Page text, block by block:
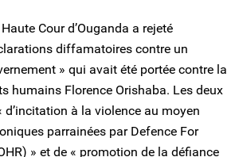
Cour d’Ouganda a rejeté
diffamatoires contre un
» qui avait été portée contre la
humains Florence Orishaba. Les deux
à la violence au moyen
parrainées par Defence For
» et de « promotion de la défiance